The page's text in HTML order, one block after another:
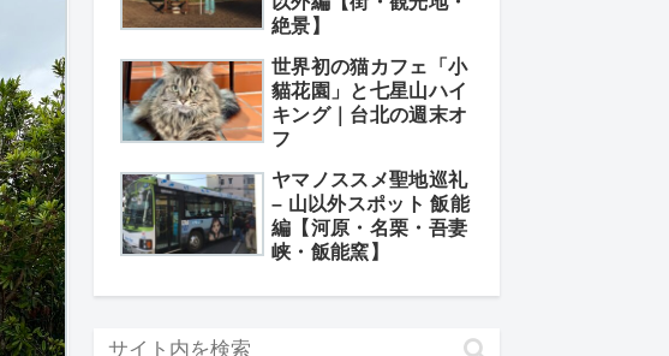
絶景】
世界初の猫カフェ「小
貓花園」と七星山ハイ
キング｜台北の週末オ
フ
ヤマノススメ聖地巡礼
– 山以外スポット 飯能
編【河原・名栗・吾妻
峡・飯能窯】